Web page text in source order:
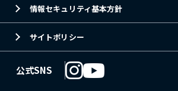
情報セキュリティ基本方針
サイトポリシー
公式SNS